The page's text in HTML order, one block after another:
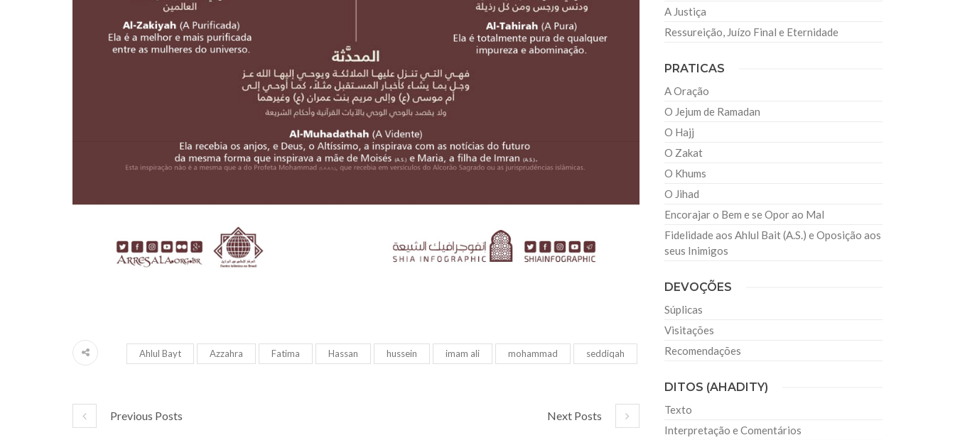
Ahlul Bayt Azzahra Fatima Hassan hussein imam ali mohammad seddiqah
Previous Posts Next Posts
A Justiça
Ressureição, Juízo Final e Eternidade
PRATICAS
A Oração
O Jejum de Ramadan
O Hajj
O Zakat
O Khums
O Jihad
Encorajar o Bem e se Opor ao Mal
Fidelidade aos Ahlul Bait (A.S.) e Oposição aos
seus Inimigos
DEVOÇÕES
Súplicas
Visitações
Recomendações
DITOS (AHADITY)
Texto
Interpretação e Comentários